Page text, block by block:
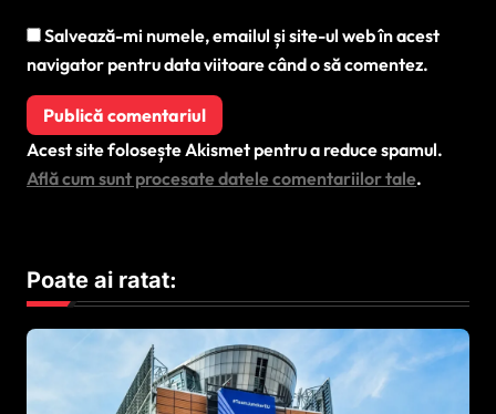
Salvează-mi numele, emailul și site-ul web în acest
navigator pentru data viitoare când o să comentez.
Acest site folosește Akismet pentru a reduce spamul.
Află cum sunt procesate datele comentariilor tale.
Poate ai ratat: